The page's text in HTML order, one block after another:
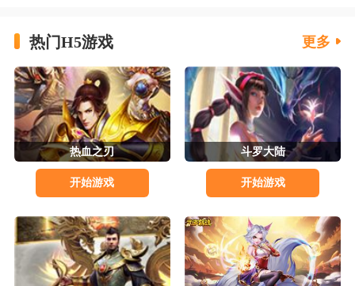
热门H5游戏 更多
热血之刃
开始游戏
斗罗大陆
开始游戏